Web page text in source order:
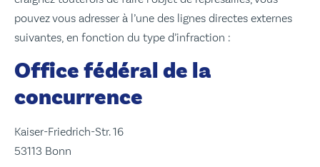
pouvez vous adresser à l’une des lignes directes externes
suivantes, en fonction du type d’infraction :
Office fédéral de la
concurrence
Kaiser-Friedrich-Str. 16
53113 Bonn